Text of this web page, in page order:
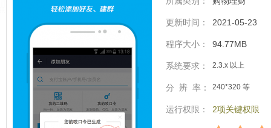
更新时间： 2021-05-23
程序大小： 94.77MB
系统要求： 2.3.x 以上
分 辨 率： 240*320 等
运行权限： 2项关键权限